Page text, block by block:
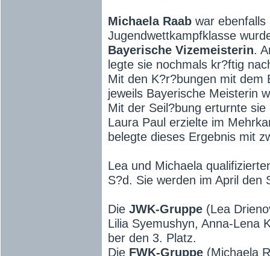
Michaela Raab war
Jugendwettkampfklasse
Bayerische Vizemeisterin.
legte sie nochmals kr?ftig
Mit den K?r?bungen mit dem
jeweils Bayerische Meisterin
Mit der Seil?bung erturnte
Laura Paul erzielte im
belegte dieses Ergebnis mit
Lea und Michaela
S?d. Sie werden im April den
Die JWK-Gruppe (Lea
Lilia Syemushyn, Anna-Lena
ber den 3. Platz.
Die FWK-Gruppe (Michaela